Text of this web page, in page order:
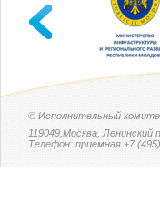
© Исполнительный
119049,Москва, Ленинский
Телефон: приемная +7